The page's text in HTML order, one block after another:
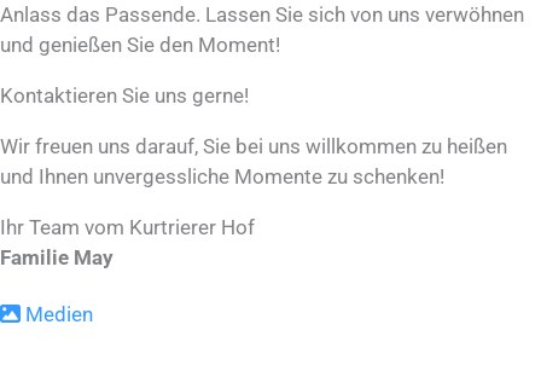
Anlass das Passende. Lassen Sie sich von uns verwöhnen
und genießen Sie den Moment!
Kontaktieren Sie uns gerne!
Wir freuen uns darauf, Sie bei uns willkommen zu heißen
und Ihnen unvergessliche Momente zu schenken!
Ihr Team vom Kurtrierer Hof
Familie May
Medien